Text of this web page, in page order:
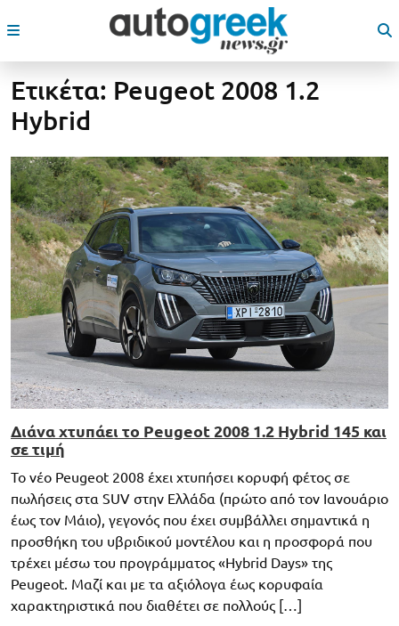
Ετικέτα: Peugeot 2008 1.2
Hybrid
Διάνα χτυπάει το Peugeot 2008 1.2 Hybrid 145 και
σε τιμή
Το νέο Peugeot 2008 έχει χτυπήσει κορυφή φέτος σε
πωλήσεις στα SUV στην Ελλάδα (πρώτο από τον Ιανουάριο
έως τον Μάιο), γεγονός που έχει συμβάλλει σημαντικά η
προσθήκη του υβριδικού μοντέλου και η προσφορά που
τρέχει μέσω του προγράμματος «Hybrid Days» της
Peugeot. Μαζί και με τα αξιόλογα έως κορυφαία
χαρακτηριστικά που διαθέτει σε πολλούς […]